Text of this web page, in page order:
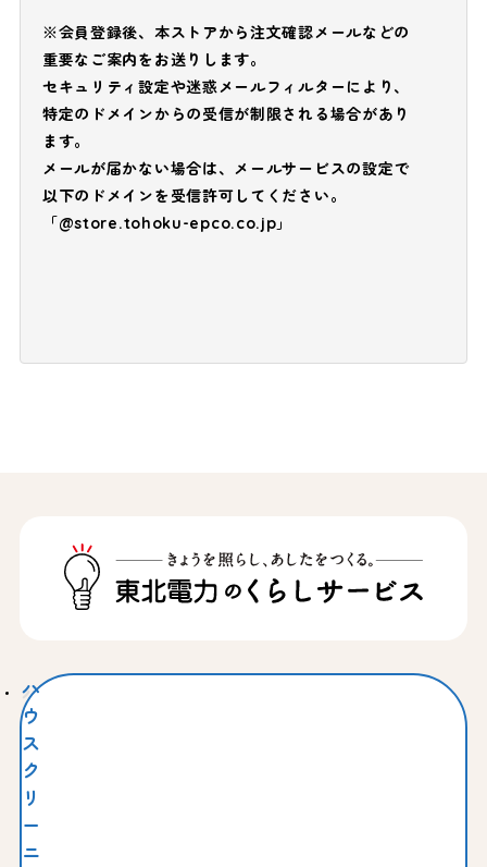
※会員登録後、本ストアから注文確認メールなどの
重要なご案内をお送りします。
セキュリティ設定や迷惑メールフィルターにより、
特定のドメインからの受信が制限される場合があり
ます。
メールが届かない場合は、メールサービスの設定で
以下のドメインを受信許可してください。
「@store.tohoku-epco.co.jp」
ハ
ウ
ス
ク
リ
ー
ニ